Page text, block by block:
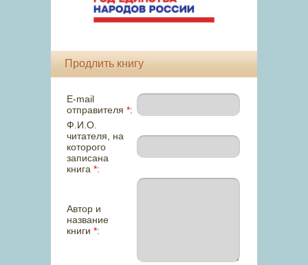
Продлить книгу
E-mail
отправителя *:
Ф.И.О.
читателя, на
которого
записана
книга *:
Автор и
название
книги *: